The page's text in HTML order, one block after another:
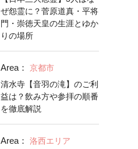
ぜ怨霊に？菅原道真・平将
門・崇徳天皇の生涯とゆか
りの場所
Area：
京都市
清水寺【音羽の滝】のご利
益は？飲み方や参拝の順番
を徹底解説
Area：
洛西エリア